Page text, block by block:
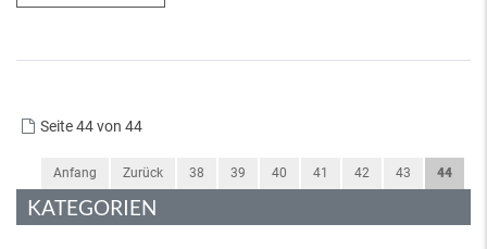
Seite 44 von 44
Anfang Zurück 38 39 40 41 42 43 44
KATEGORIEN